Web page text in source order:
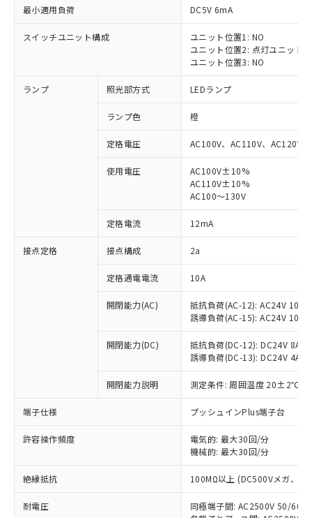
最小適用負荷 DC5V 6mA
スイッチユニット構成
ユニット位置1: NO
ユニット位置2: 点灯ユニット
ユニット位置3: NO
ランプ 照光部方式 LEDランプ
ランプ色 橙
定格電圧 AC100V、AC110V、AC120V
使用電圧
AC100V±10%
AC110V±10%
AC100～130V
定格電流 12mA
接点定格 接点構成 2a
定格通電電流 10A
開閉能力(AC)
抵抗負荷(AC-12): AC24V 10A/
誘導負荷(AC-15): AC24V
開閉能力(DC)
抵抗負荷(DC-12): DC24V 8A/
誘導負荷(DC-13): DC24V 4A/
開閉能力説明 測定条件: 周囲温度 20±2℃、
端子仕様 プッシュインPlus端子台
許容操作頻度
電気的: 最大30回/分
機械的: 最大30回/分
絶縁抵抗 100MΩ以上 (DC500Vメガ、点
耐電圧
同極端子間: AC2500V 50/
ご利用条件
以下の条件をお読みいただき、同意のうえ
本サービスは、当社制御機器事業取扱
商品の当社在庫状況および標準価格
(税抜)を提供させていただくもので
当社制御機器事業取扱商品の中には、
本サービスの対象外となる商品もある
ことをご了承ください。
在庫状況および標準価格照会結果は、
記載している更新日時点での社内デー
タに基づき作成されるものであり、閲
準価格とは異なる場合があることをご
対応済み：EU RoHS指令（10物質）の
非含有に対応した製品が提供可能な商品で
対応予定：EU RoHS指令（10物質）の非含
有に対応した製品に切り替える予定のある
対応予定なし：EU RoHS指令（10物質）の
非含有に非対応の商品で、対応品を出す予
調査・確認中：EU RoHS指令（10物質）の
非含有の対応状況を調査中または確認中の
非該当品：ライセンス料など無形物で、有
害物質有無と関係のない商品です。
仕入先様の事情により、非含有部品として
いたものが、含有品と判明した場合などや
むを得ず変更することがあります。
*EU RoHS指令（10物質）：
鉛(Pb) 1000ppm以下、 水銀(Hg) 1000ppm以下、 カド
六価クロム(Cr(Ⅵ)) 1000ppm以下、ポリ臭化ビフェニル
「○」：最大均質材料含有率が中国RoHSの
基準値以下であることを示します。
「×」：最大均質材料含有率が中国RoHSの
基準値を超えていることを示します。
「－」：未確認です。当社販売部門へお問
当社は、これら貴社製品のうち、外国
為替および外国貿易法に定める商品
（以下｢規制貨物等」という）を輸出
または国外への提供する場合は、日本
国政府の輸出許可(または役務取引許
可)を取得するなどの必要な手続きを